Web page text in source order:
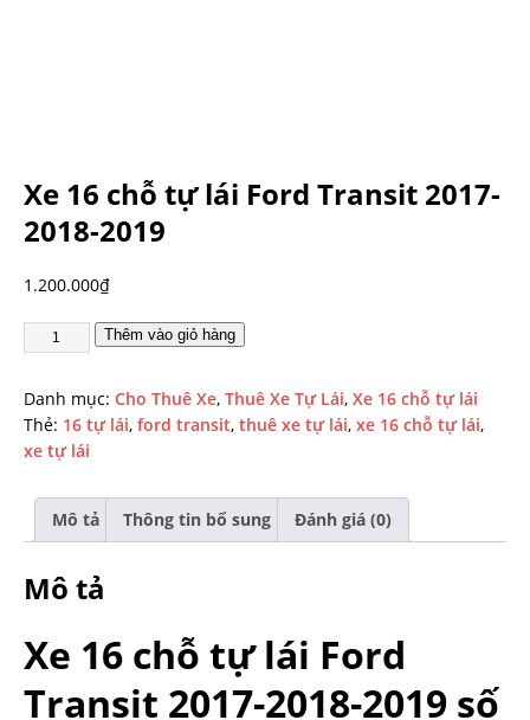
Xe 16 chỗ tự lái Ford Transit 2017-
2018-2019
1.200.000₫
Thêm vào giỏ hàng
Danh mục: Cho Thuê Xe, Thuê Xe Tự Lái, Xe 16 chỗ tự lái
Thẻ: 16 tự lái, ford transit, thuê xe tự lái, xe 16 chỗ tự lái,
xe tự lái
Mô tả Thông tin bổ sung Đánh giá (0)
Mô tả
Xe 16 chỗ tự lái Ford
Transit 2017-2018-2019 số